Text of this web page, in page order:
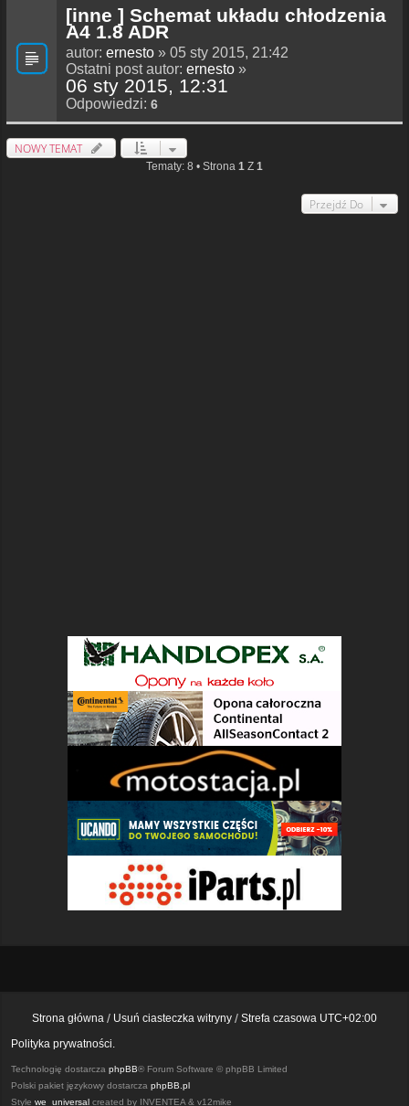
[inne ] Schemat układu chłodzenia
A4 1.8 ADR
autor: ernesto » 05 sty 2015, 21:42
Ostatni post autor: ernesto »
06 sty 2015, 12:31
Odpowiedzi: 6
NOWY TEMAT
Tematy: 8 • Strona 1 Z 1
Przejdź Do
Strona główna Usuń ciasteczka witryny Strefa czasowa UTC+02:00
Polityka prywatności.
Technologię dostarcza phpBB® Forum Software © phpBB Limited
Polski pakiet językowy dostarcza phpBB.pl
Style we_universal created by INVENTEA & v12mike